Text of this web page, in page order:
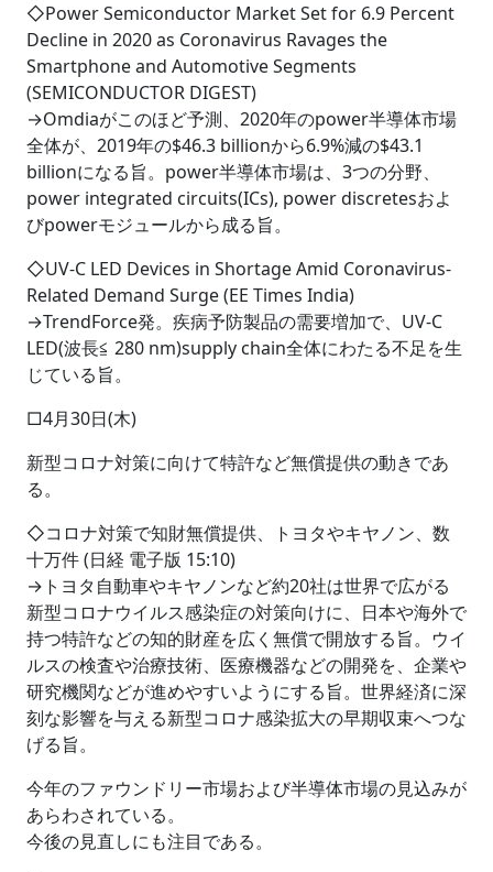
◇Power Semiconductor Market Set for 6.9 Percent
Decline in 2020 as Coronavirus Ravages the
Smartphone and Automotive Segments
(SEMICONDUCTOR DIGEST)
→Omdiaがこのほど予測、2020年のpower半導体市場
全体が、2019年の$46.3 billionから6.9%減の$43.1
billionになる旨。power半導体市場は、3つの分野、
power integrated circuits(ICs), power discretesおよ
びpowerモジュールから成る旨。
◇UV-C LED Devices in Shortage Amid Coronavirus-
Related Demand Surge (EE Times India)
→TrendForce発。疾病予防製品の需要増加で、UV-C
LED(波長≦ 280 nm)supply chain全体にわたる不足を生
じている旨。
□4月30日(木)
新型コロナ対策に向けて特許など無償提供の動きであ
る。
◇コロナ対策で知財無償提供、トヨタやキヤノン、数
十万件 (日経 電子版 15:10)
→トヨタ自動車やキヤノンなど約20社は世界で広がる
新型コロナウイルス感染症の対策向けに、日本や海外で
持つ特許などの知的財産を広く無償で開放する旨。ウイ
ルスの検査や治療技術、医療機器などの開発を、企業や
研究機関などが進めやすいようにする旨。世界経済に深
刻な影響を与える新型コロナ感染拡大の早期収束へつな
げる旨。
今年のファウンドリー市場および半導体市場の見込みが
あらわされている。
今後の見直しにも注目である。